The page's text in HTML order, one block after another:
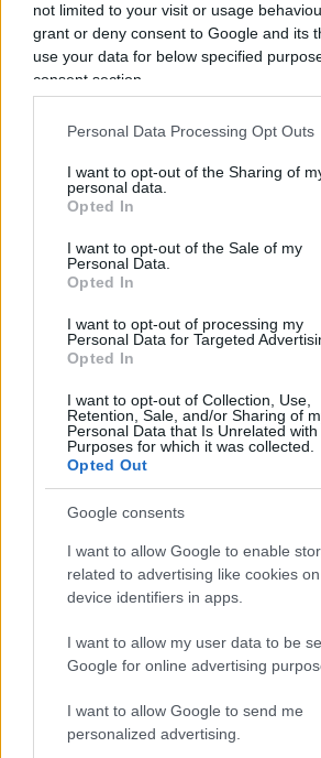
not limited to your visit or usage
grant or deny consent to Google and its
use your data for below specified
consent section.
Personal Data Processing Opt Outs
I want to opt-out of the Sharing of
personal data.
Opted In
I want to opt-out of the Sale of my
Personal Data.
Opted In
I want to opt-out of processing my
Personal Data for Targeted
Opted In
I want to opt-out of Collection, Use,
Retention, Sale, and/or Sharing of
Personal Data that Is Unrelated
Purposes for which it was collected.
Opted Out
Google consents
I want to allow Google to enable
related to advertising like cookies
device identifiers in apps.
I want to allow my user data to be
Google for online advertising
I want to allow Google to send me
personalized advertising.
evitare che qualche suo
potesse pensare, in relazione
utilizzando la stessa propaganda
questi anni, con l’intento di
i: “E particolarmente – precisa il
cresciuto nella scuderia di
alzando il ditino –
il tema, perché la propaganda
dell’opposizione – spiega – è
propaganda dell’opposizione
contro il governo,
Quindi, in altre parole, secondo
di vista di questi due campioni
indipendente – beato chi ci crede
della propaganda
la stanza dei bottoni. Nel qual
momento in cui il governo si
strisciante autarchia.
D’altro canto, la dimostrazione
soci – che personalmente non